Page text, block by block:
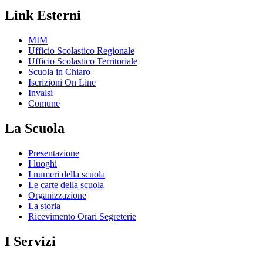
Link Esterni
MIM
Ufficio Scolastico Regionale
Ufficio Scolastico Territoriale
Scuola in Chiaro
Iscrizioni On Line
Invalsi
Comune
La Scuola
Presentazione
I luoghi
I numeri della scuola
Le carte della scuola
Organizzazione
La storia
Ricevimento Orari Segreterie
I Servizi